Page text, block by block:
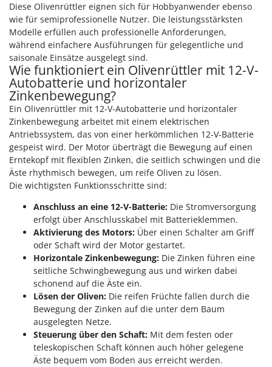
Diese Olivenrüttler eignen sich für Hobbyanwender ebenso
wie für semiprofessionelle Nutzer. Die leistungsstärksten
Modelle erfüllen auch professionelle Anforderungen,
während einfachere Ausführungen für gelegentliche und
saisonale Einsätze ausgelegt sind.
Wie funktioniert ein Olivenrüttler mit 12-V-
Autobatterie und horizontaler
Zinkenbewegung?
Ein Olivenrüttler mit 12-V-Autobatterie und horizontaler
Zinkenbewegung arbeitet mit einem elektrischen
Antriebssystem, das von einer herkömmlichen 12-V-Batterie
gespeist wird. Der Motor überträgt die Bewegung auf einen
Erntekopf mit flexiblen Zinken, die seitlich schwingen und die
Äste rhythmisch bewegen, um reife Oliven zu lösen.
Die wichtigsten Funktionsschritte sind:
Anschluss an eine 12-V-Batterie: Die Stromversorgung
erfolgt über Anschlusskabel mit Batterieklemmen.
Aktivierung des Motors: Über einen Schalter am Griff
oder Schaft wird der Motor gestartet.
Horizontale Zinkenbewegung: Die Zinken führen eine
seitliche Schwingbewegung aus und wirken dabei
schonend auf die Äste ein.
Lösen der Oliven: Die reifen Früchte fallen durch die
Bewegung der Zinken auf die unter dem Baum
ausgelegten Netze.
Steuerung über den Schaft: Mit dem festen oder
teleskopischen Schaft können auch höher gelegene
Äste bequem vom Boden aus erreicht werden.